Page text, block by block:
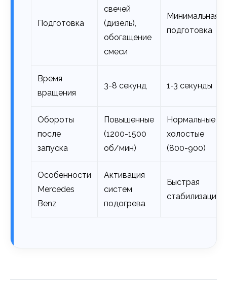
Подготовка
свечей
(дизель),
обогащение
смеси
Минимальная
подготовка
Время
вращения
3-8 секунд 1-3 секунды
Обороты
после
запуска
Повышенные
(1200-1500
об/мин)
Нормальные
холостые
(800-900)
Особенности
Mercedes
Benz
Активация
систем
подогрева
Быстрая
стабилизация